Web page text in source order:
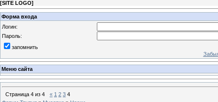
[SITE LOGO]
Форма входа
Логин:
Пароль:
запомнить
Меню сайта
Страница 4 из 4 « 1 2 3 4